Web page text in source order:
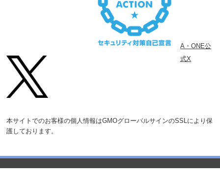
A・ONE公
式X
本サイトでのお客様の個人情報はGMOグローバルサインのSSLにより保
護しております。